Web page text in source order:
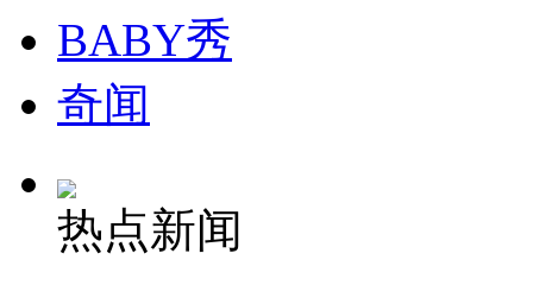
BABY秀
奇闻
热点新闻